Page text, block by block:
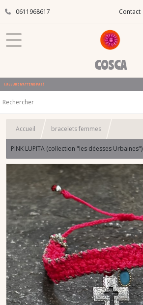
0611968617 Contact
COSCA
L'ALLURE N'ATTEND PAS !
Accueil bracelets femmes
PINK LUPITA (collection "les déesses Urbaines")